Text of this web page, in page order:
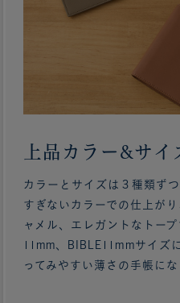
上品カラー&サイ
カラーとサイズは３種類ず
すぎないカラーでの仕上が
ャメル、エレガントなトー
11mm、BIBLE11mmサイズ
ってみやすい薄さの手帳にな